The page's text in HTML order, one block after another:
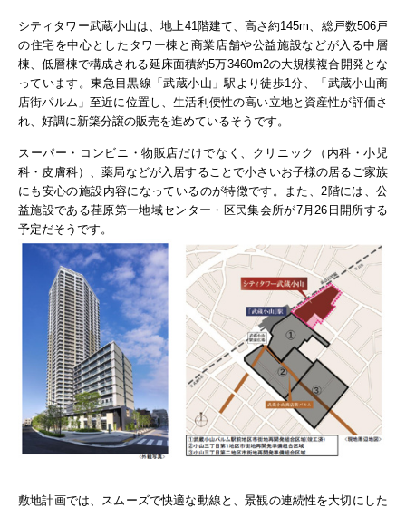
シティタワー武蔵小山は、地上41階建て、高さ約145m、総戸数506戸
の住宅を中心としたタワー棟と商業店舗や公益施設などが入る中層
棟、低層棟で構成される延床面積約5万3460m2の大規模複合開発とな
っています。東急目黒線「武蔵小山」駅より徒歩1分、「武蔵小山商
店街パルム」至近に位置し、生活利便性の高い立地と資産性が評価さ
れ、好調に新築分譲の販売を進めているそうです。
スーパー・コンビニ・物販店だけでなく、クリニック（内科・小児
科・皮膚科）、薬局などが入居することで小さいお子様の居るご家族
にも安心の施設内容になっているのが特徴です。また、2階には、公
益施設である荏原第一地域センター・区民集会所が7月26日開所する
予定だそうです。
敷地計画では、スムーズで快適な動線と、景観の連続性を大切にした